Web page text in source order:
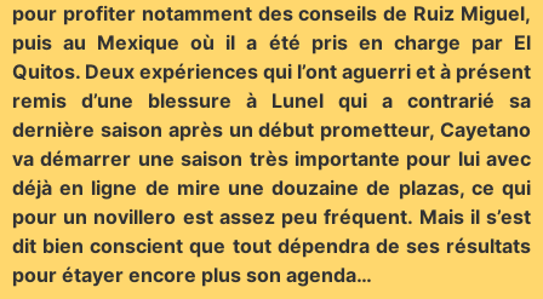
pour profiter notamment des conseils de Ruiz Miguel,
puis au Mexique où il a été pris en charge par El
Quitos. Deux expériences qui l’ont aguerri et à présent
remis d’une blessure à Lunel qui a contrarié sa
dernière saison après un début prometteur, Cayetano
va démarrer une saison très importante pour lui avec
déjà en ligne de mire une douzaine de plazas, ce qui
pour un novillero est assez peu fréquent. Mais il s’est
dit bien conscient que tout dépendra de ses résultats
pour étayer encore plus son agenda…